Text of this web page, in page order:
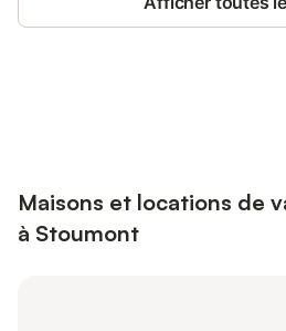
Maisons et locations de
à Stoumont